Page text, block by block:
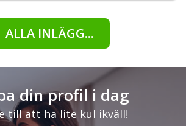
ALLA INLÄGG...
din profil i dag
till att ha lite kul ikväll!